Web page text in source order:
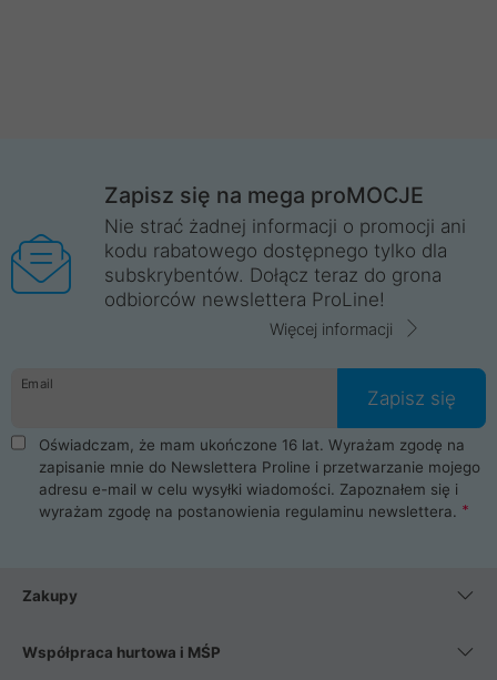
Zapisz się na mega proMOCJE
Nie strać żadnej informacji o promocji ani
kodu rabatowego dostępnego tylko dla
subskrybentów. Dołącz teraz do grona
odbiorców newslettera ProLine!
Więcej informacji
Email
Zapisz się
Oświadczam, że mam ukończone 16 lat. Wyrażam zgodę na
zapisanie mnie do Newslettera Proline i przetwarzanie mojego
adresu e-mail w celu wysyłki wiadomości. Zapoznałem się i
wyrażam zgodę na postanowienia regulaminu newslettera.
Zakupy
Współpraca hurtowa i MŚP